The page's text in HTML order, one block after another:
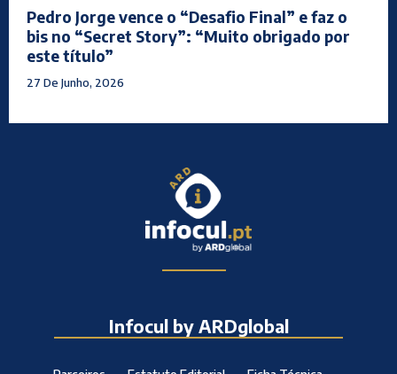
Pedro Jorge vence o “Desafio Final” e faz o
bis no “Secret Story”: “Muito obrigado por
este título”
27 De Junho, 2026
Infocul by ARDglobal